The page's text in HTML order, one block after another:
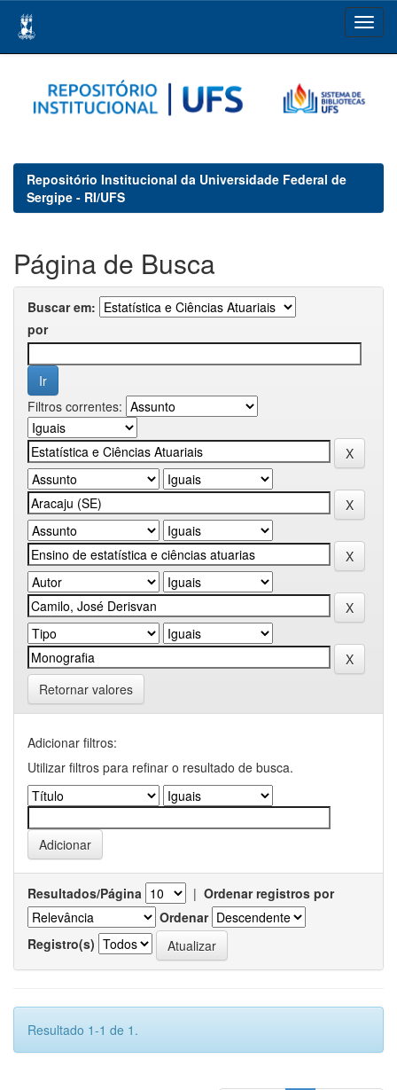
navigation
Repositório Institucional da Universidade Federal de
Sergipe - RI/UFS
Página de Busca
Buscar em:
por
Filtros correntes:
Retornar valores
Adicionar filtros:
Utilizar filtros para refinar o resultado de busca.
Resultados/Página | Ordenar registros por
Ordenar
Registro(s)
Resultado 1-1 de 1.